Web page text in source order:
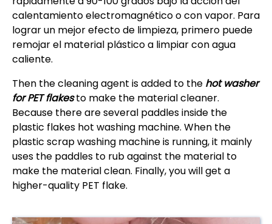
calentamiento electromagnético o con vapor. Para
lograr un mejor efecto de limpieza, primero puede
remojar el material plástico a limpiar con agua
caliente.
Then the cleaning agent is added to the hot washer
for PET flakesto make the material cleaner.
Because there are several paddles inside the
plastic flakes hot washing machine. When the
plastic scrap washing machine is running, it mainly
uses the paddles to rub against the material to
make the material clean. Finally, you will get a
higher-quality PET flake.